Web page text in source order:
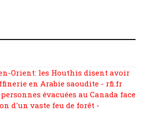
Orient: les Houthis disent avoir
en Arabie saoudite - rfi.fr
personnes évacuées au Canada face
d'un vaste feu de forêt -